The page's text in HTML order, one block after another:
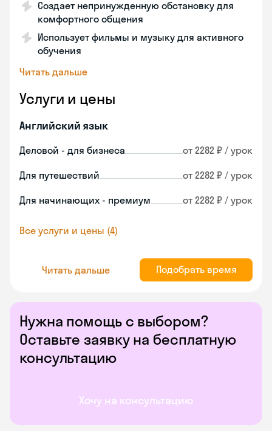
Нужна помощь с выбором?
Оставьте заявку на бесплатную
консультацию
Хочу на консультацию
Создает непринужденную обстановку для
комфортного общения
Использует фильмы и музыку для активного
обучения
Читать дальше
Услуги и цены
Английский язык
Деловой - для бизнеса от 2282 ₽ / урок
Для путешествий от 2282 ₽ / урок
Для начинающих - премиум от 2282 ₽ / урок
Все услуги и цены (4)
Читать дальше Подобрать время